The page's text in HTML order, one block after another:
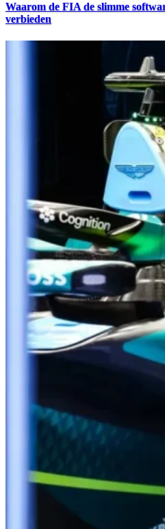
Waarom de FIA de slimme
verbieden